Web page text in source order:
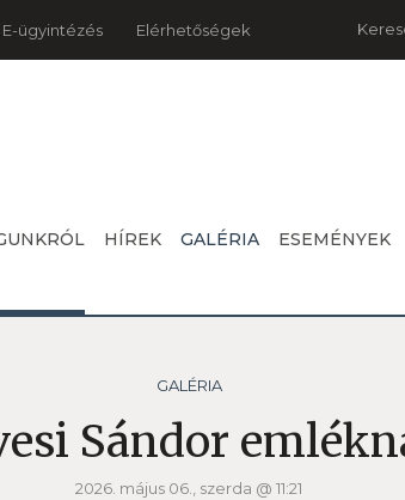
E-ügyintézés Elérhetőségek
HÍREK GALÉRIA ESEMÉNYEK
GALÉRIA
Sándor
2026. május 06., szerda @ 11:21